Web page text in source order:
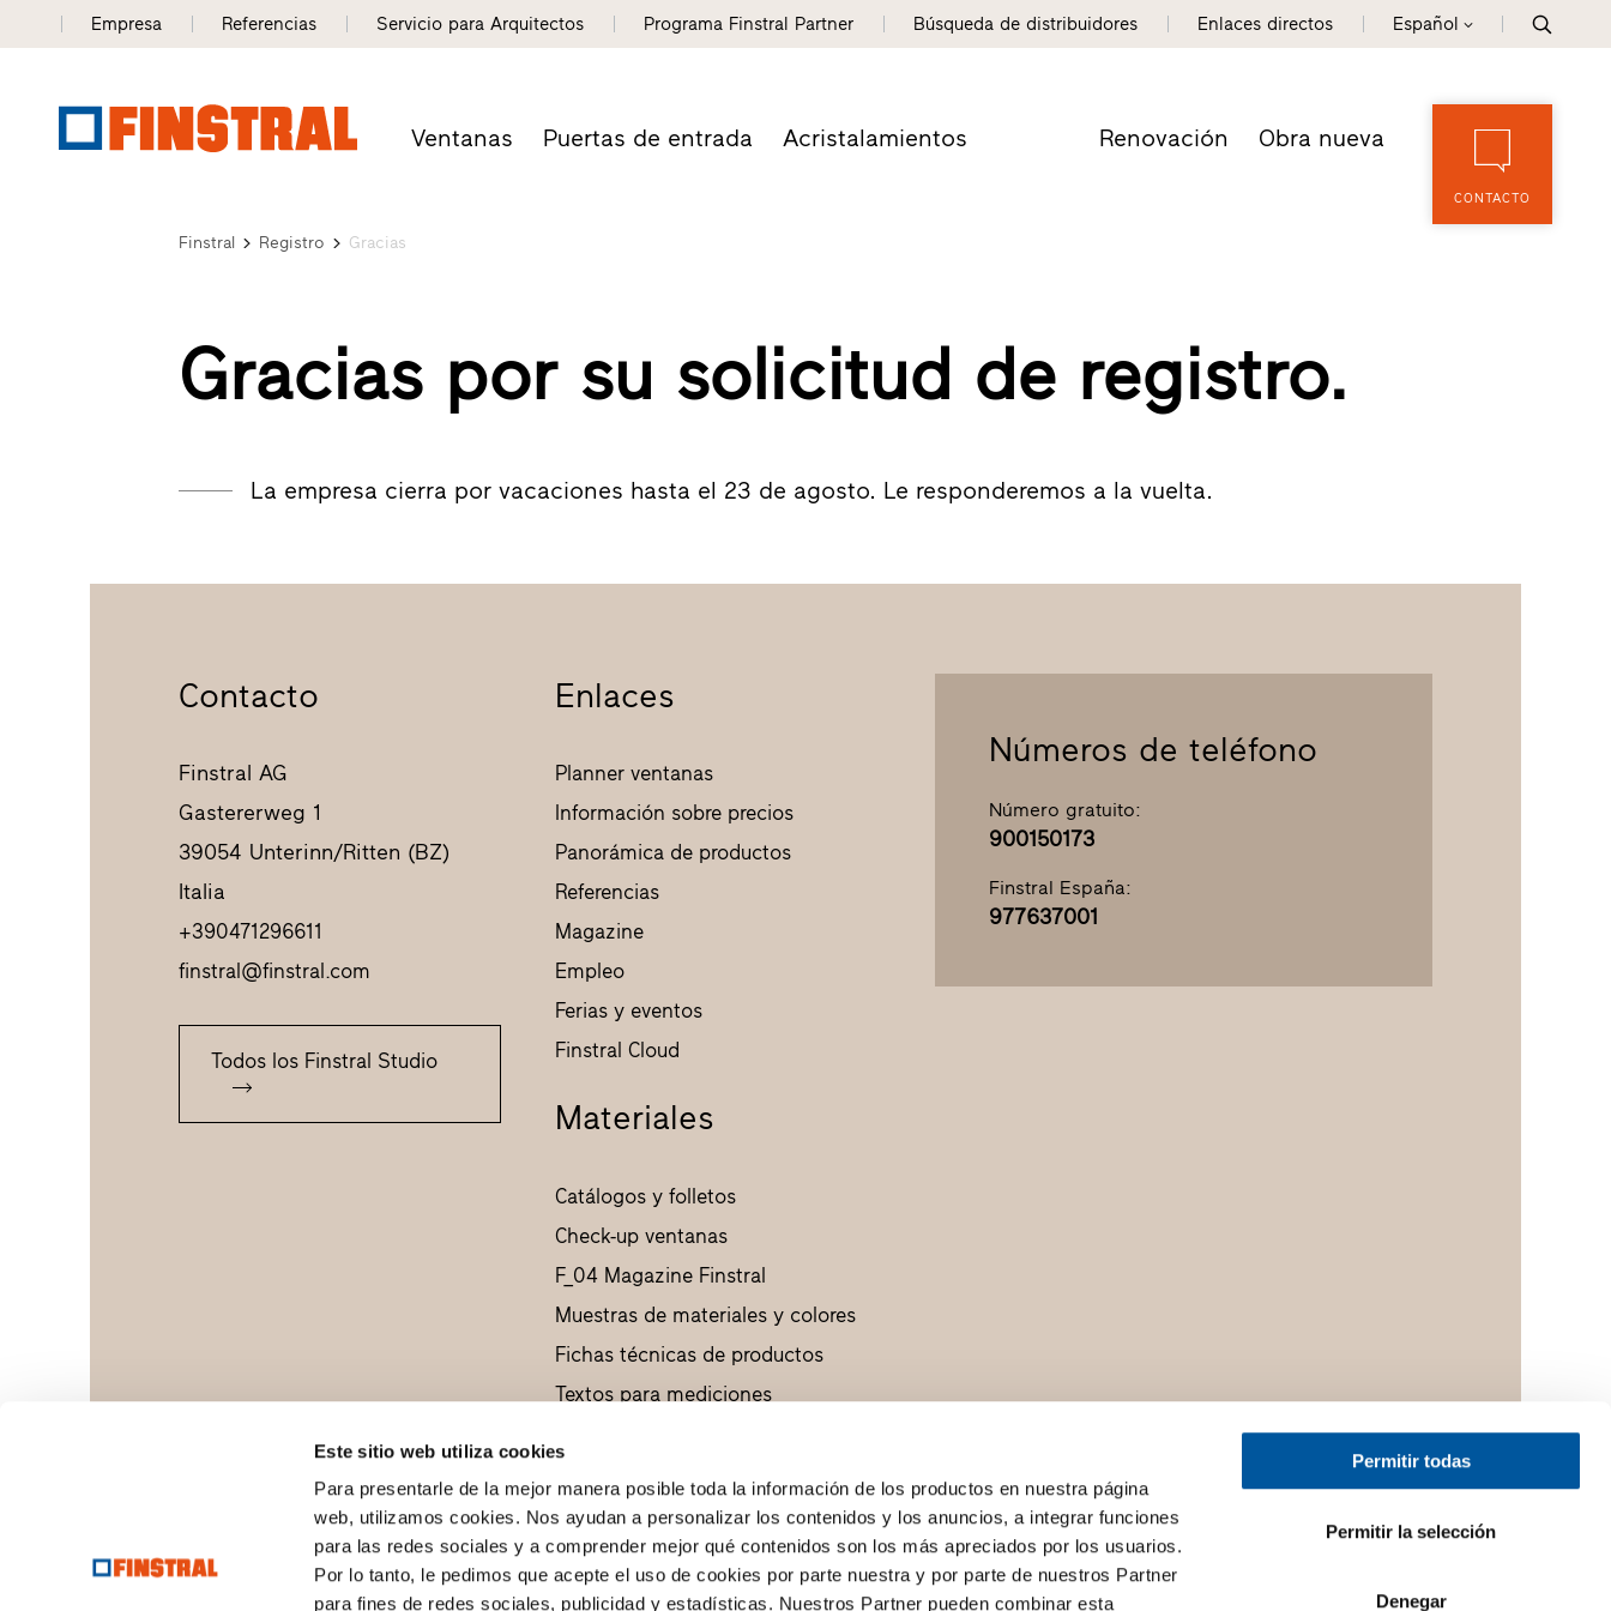
Este sitio web utiliza cookies
Para presentarle de la mejor manera posible toda la información de los productos en nuestra página
web, utilizamos cookies. Nos ayudan a personalizar los contenidos y los anuncios, a integrar funciones
para las redes sociales y a comprender mejor qué contenidos son los más apreciados por los usuarios.
Por lo tanto, le pedimos que acepte el uso de cookies por parte nuestra y por parte de nuestros Partner
para fines de redes sociales, publicidad y estadísticas. Nuestros Partner pueden combinar esta
Permitir todas
Permitir la selección
Denegar
Empresa Referencias Servicio para Arquitectos Programa Finstral Partner Búsqueda de distribuidores Enlaces directos Español
Ventanas Puertas de entrada Acristalamientos Renovación Obra nueva
CONTACTO
Finstral Registro Gracias
Gracias por su solicitud de registro.
La empresa cierra por vacaciones hasta el 23 de agosto. Le responderemos a la vuelta.
Contacto
Finstral AG
Gastererweg 1
39054 Unterinn/Ritten (BZ)
Italia
+390471296611
finstral@finstral.com
Todos los Finstral Studio
Enlaces
Planner ventanas
Información sobre precios
Panorámica de productos
Referencias
Magazine
Empleo
Ferias y eventos
Finstral Cloud
Materiales
Catálogos y folletos
Check-up ventanas
F_04 Magazine Finstral
Muestras de materiales y colores
Fichas técnicas de productos
Textos para mediciones
Números de teléfono
Número gratuito:
900150173
Finstral España:
977637001